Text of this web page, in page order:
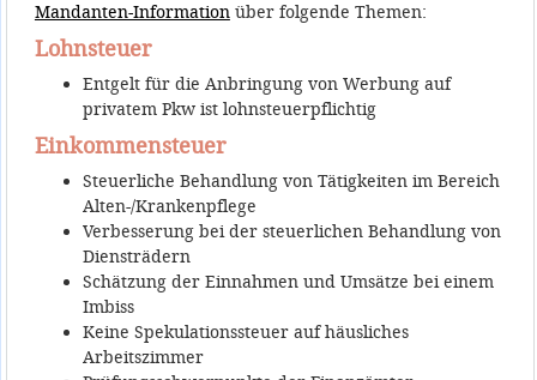
Mandanten-Informationüber folgende Themen:
Lohnsteuer
Entgelt für die Anbringung von Werbung auf
privatem Pkw ist lohnsteuerpflichtig
Einkommensteuer
Steuerliche Behandlung von Tätigkeiten im Bereich
Alten-/Kranken­pflege
Verbesserung bei der steuerlichen Behandlung von
Dienst­rädern
Schätzung der Einnahmen und Umsätze bei einem
Imbiss
Keine Spekulations­steuer auf häusliches
Arbeitszimmer